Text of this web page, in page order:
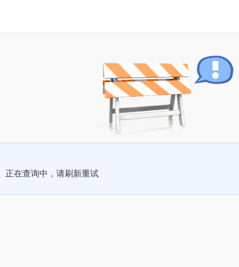
正在查询中，请刷新重试